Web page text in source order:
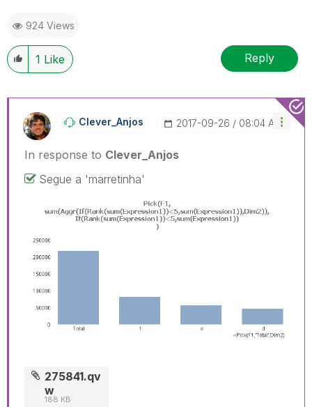
924 Views
1 Like Reply
Clever_Anjos ‎2017-09-26 08:04 AM
In response to Clever_Anjos
Segue a 'marretinha'
275841.qv
w
188 KB